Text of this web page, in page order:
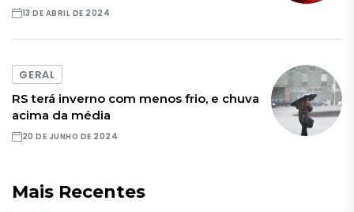
13 DE ABRIL DE 2024
GERAL
RS terá inverno com menos frio, e chuva
acima da média
20 DE JUNHO DE 2024
Mais Recentes